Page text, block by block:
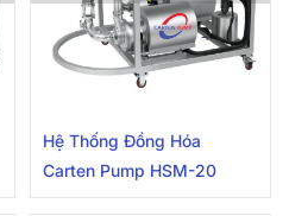
Hệ Thống Đồng Hóa
Carten Pump HSM-20